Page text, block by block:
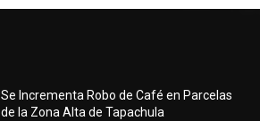
Se Incrementa Robo de Café en Parcelas
de la Zona Alta de Tapachula